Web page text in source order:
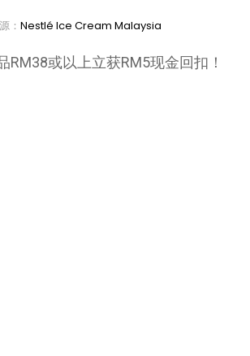
： Nestlé Ice Cream Malaysia
或以上立获RM5现金回扣！